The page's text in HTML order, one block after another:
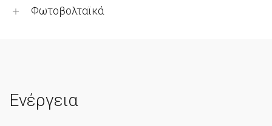
Φωτοβολταϊκά
Ενέργεια